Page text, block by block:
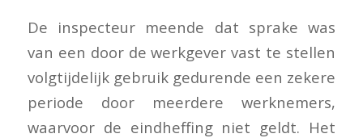
De inspecteur meende dat sprake was
van een door de werkgever vast te stellen
volgtijdelijk gebruik gedurende een zekere
periode door meerdere werknemers,
waarvoor de eindheffing niet geldt. Het